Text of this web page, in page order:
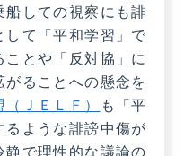
しての視察にも誹
て「平和学習」で
とや「反対協」に
ることへの懸念を
ＪＥＬＦ）
も「平
ような誹謗中傷が
で理性的な議論の